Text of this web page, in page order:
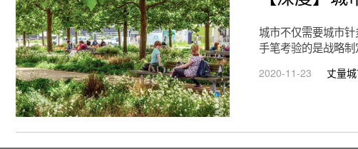
城市不仅需要城市
手笔考验的是战略
2020-11-23 丈量